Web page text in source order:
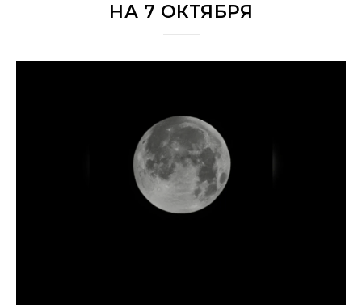
НА 7 ОКТЯБРЯ